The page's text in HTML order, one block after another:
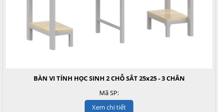
BÀN VI TÍNH HỌC SINH 2 CHỖ SẮT 25x25 - 3 CHÂN
Mã SP:
Xem chi tiết